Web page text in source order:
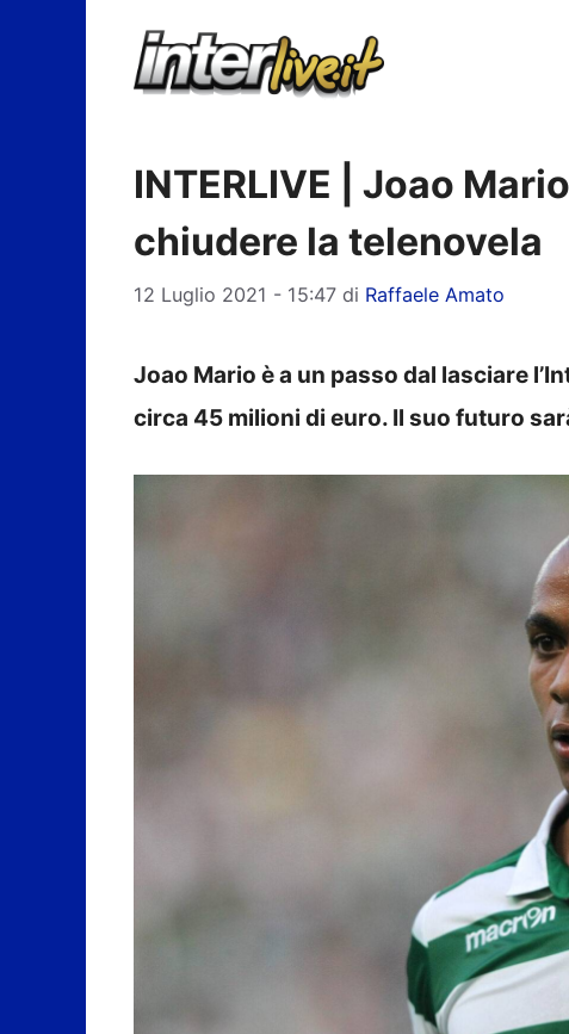
INTERLIVE | Joao
chiudere la telenovela
12 Luglio 2021 - 15:47 di Raffaele Amato
Joao Mario è a un passo dal lasciare
circa 45 milioni di euro. Il suo futuro